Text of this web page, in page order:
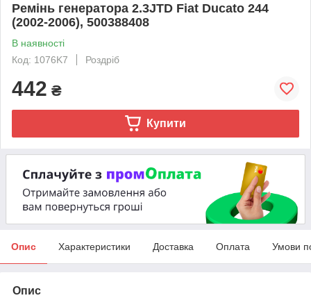
Ремінь генератора 2.3JTD Fiat Ducato 244
(2002-2006), 500388408
В наявності
Код: 1076K7
Роздріб
442 ₴
Купити
Опис Характеристики Доставка Оплата Умови
Опис